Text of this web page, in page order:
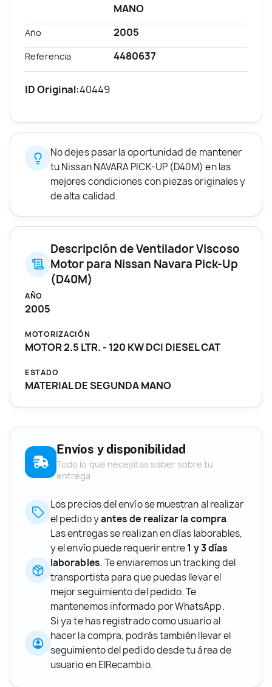
MANO
Año 2005
Referencia 4480637
ID Original:40449
No dejes pasar la oportunidad de mantener
tu Nissan NAVARA PICK-UP (D40M) en las
mejores condiciones con piezas originales y
de alta calidad.
Descripción de Ventilador Viscoso
Motor para Nissan Navara Pick-Up
(D40M)
AÑO
2005
MOTORIZACIÓN
MOTOR 2.5 LTR. - 120 KW DCI DIESEL CAT
ESTADO
MATERIAL DE SEGUNDA MANO
Envíos y disponibilidad
Todo lo que necesitas saber sobre tu
entrega
Los precios del envío se muestran al realizar
el pedido yantes de realizar la compra.
Las entregas se realizan en días laborables,
y el envío puede requerir entre1 y 3 días
laborables. Te enviaremos un tracking del
transportista para que puedas llevar el
mejor seguimiento del pedido. Te
mantenemos informado por WhatsApp.
Si ya te has registrado como usuario al
hacer la compra, podrás también llevar el
seguimiento del pedido desde tu área de
usuario en ElRecambio.